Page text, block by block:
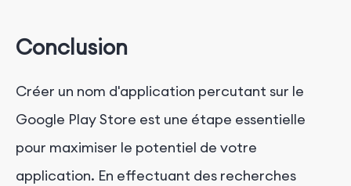
Conclusion
Créer un nom d'application percutant sur le
Google Play Store est une étape essentielle
pour maximiser le potentiel de votre
application. En effectuant des recherches